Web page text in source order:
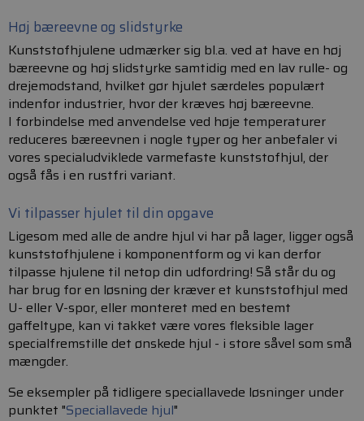
Høj bæreevne og slidstyrke
Kunststofhjulene udmærker sig bl.a. ved at have en høj
bæreevne og høj slidstyrke samtidig med en lav rulle- og
drejemodstand, hvilket gør hjulet særdeles populært
indenfor industrier, hvor der kræves høj bæreevne.
I forbindelse med anvendelse ved høje temperaturer
reduceres bæreevnen i nogle typer og her anbefaler vi
vores specialudviklede varmefaste kunststofhjul, der
også fås i en rustfri variant.
Vi tilpasser hjulet til din opgave
Ligesom med alle de andre hjul vi har på lager, ligger også
kunststofhjulene i komponentform og vi kan derfor
tilpasse hjulene til netop din udfordring! Så står du og
har brug for en løsning der kræver et kunststofhjul med
U- eller V-spor, eller monteret med en bestemt
gaffeltype, kan vi takket være vores fleksible lager
specialfremstille det ønskede hjul - i store såvel som små
mængder.
Se eksempler på tidligere speciallavede løsninger under
punktet "Speciallavede hjul"